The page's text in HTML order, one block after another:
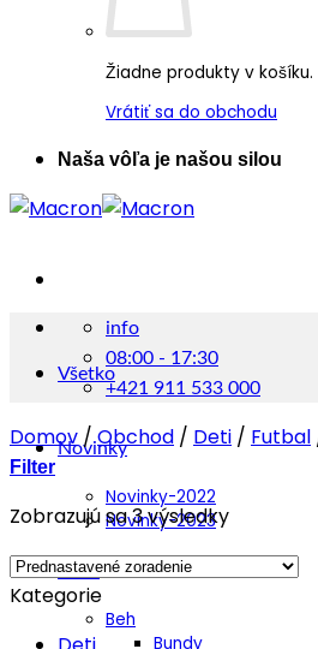
Žiadne produkty v košíku.
Vrátiť sa do obchodu
Naša vôľa je našou silou
Všetko
Novinky
Novinky-2022
Novinky-2023
Muži
Beh
Bundy
info
08:00 - 17:30
+421 911 533 000
Domov / Obchod / Deti / Futbal
Filter
Zobrazujú sa 3 výsledky
Kategorie